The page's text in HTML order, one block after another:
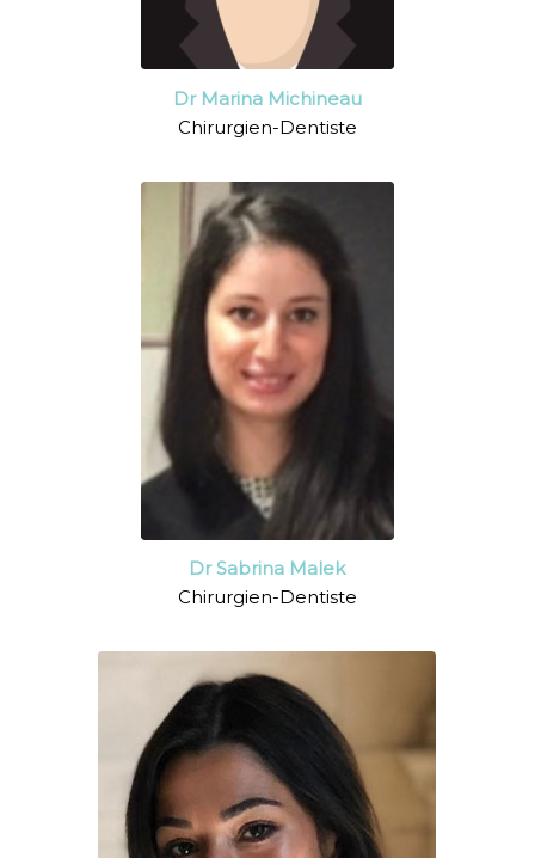
Dr Marina Michineau
Chirurgien-Dentiste
Dr Sabrina Malek
Chirurgien-Dentiste